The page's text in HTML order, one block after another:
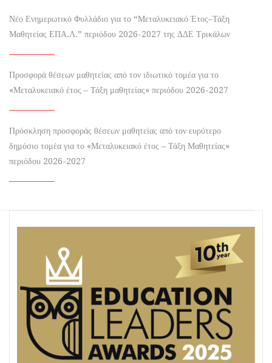
Νέο Ενημερωτικό Φυλλάδιο για το “Μεταλυκειακό Έτος–Τάξη
Μαθητείας ΕΠΑ.Λ.” περιόδου 2026-2027 της ΔΔΕ Τρικάλων
Προσφορά θέσεων μαθητείας από τον ιδιωτικό τομέα για το
«Μεταλυκειακό έτος – Τάξη μαθητείας» περιόδου 2026-2027
Πρόσκληση προσφοράς θέσεων μαθητείας από τον ευρύτερο
δημόσιο τομέα για το «Μεταλυκειακό έτος – Τάξη Μαθητείας»
περιόδου 2026-2027